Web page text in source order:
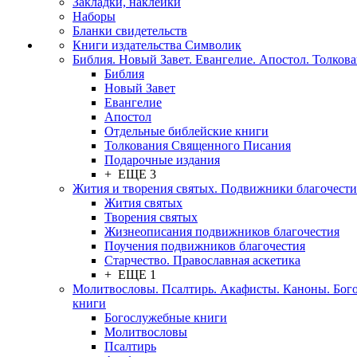
Наборы
Бланки свидетельств
Книги издательства Символик
Библия. Новый Завет. Евангелие. Апостол.
Библия
Новый Завет
Евангелие
Апостол
Отдельные библейские книги
Толкования Священного Писания
Подарочные издания
+ ЕЩЕ 3
Жития и творения святых. Подвижники
Жития святых
Творения святых
Жизнеописания подвижников благочестия
Поучения подвижников благочестия
Старчество. Православная аскетика
+ ЕЩЕ 1
Молитвословы. Псалтирь. Акафисты. Каноны.
книги
Богослужебные книги
Молитвословы
Псалтирь